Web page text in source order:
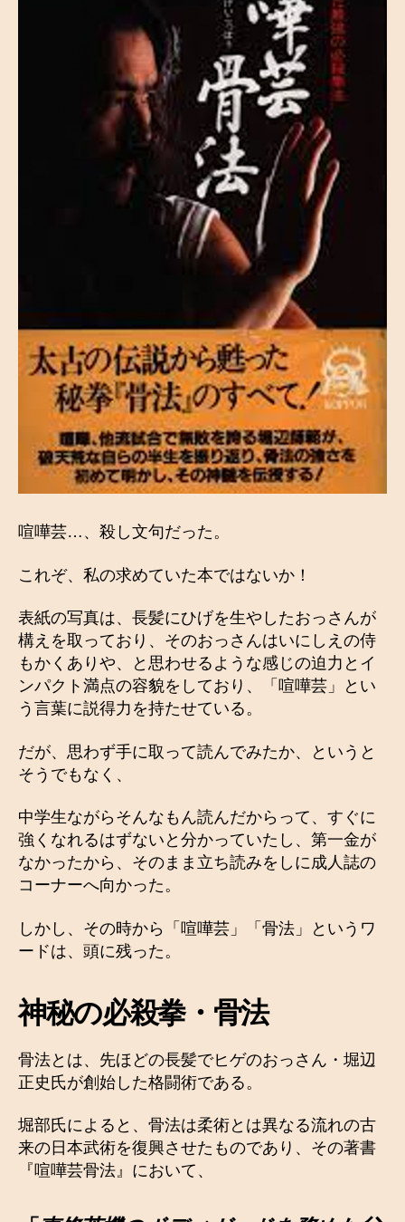
喧嘩芸…、殺し文句だった。
これぞ、私の求めていた本ではないか！
表紙の写真は、長髪にひげを生やしたおっさんが
構えを取っており、そのおっさんはいにしえの侍
もかくありや、と思わせるような感じの迫力とイ
ンパクト満点の容貌をしており、「喧嘩芸」とい
う言葉に説得力を持たせている。
だが、思わず手に取って読んでみたか、というと
そうでもなく、
中学生ながらそんなもん読んだからって、すぐに
強くなれるはずないと分かっていたし、第一金が
なかったから、そのまま立ち読みをしに成人誌の
コーナーへ向かった。
しかし、その時から「喧嘩芸」「骨法」というワ
ードは、頭に残った。
神秘の必殺拳・骨法
骨法とは、先ほどの長髪でヒゲのおっさん・堀辺
正史氏が創始した格闘術である。
堀部氏によると、骨法は柔術とは異なる流れの古
来の日本武術を復興させたものであり、その著書
『喧嘩芸骨法』において、